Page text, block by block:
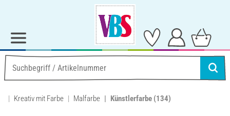
Kreativ mit Farbe Malfarbe Künstlerfarbe (134)